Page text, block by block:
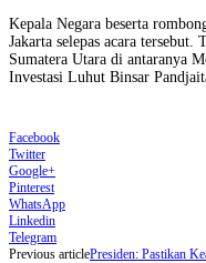
Kepala Negara beserta
Jakarta selepas acara tersebut.
Sumatera Utara di antaranya
Investasi Luhut Binsar
Facebook
Twitter
Google+
Pinterest
WhatsApp
Linkedin
Telegram
Previous articlePresiden: Pastikan